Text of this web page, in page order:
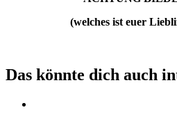
(welches ist euer
Das könnte dich auch